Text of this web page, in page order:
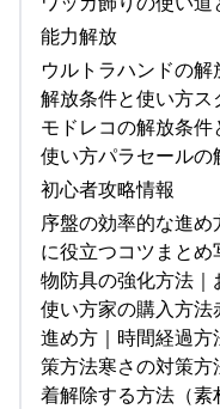
能力解放
ウルトラハンドの
解放条件と使い方
モドレコの解放条
使い方パラセール
初心者攻略情報
序盤の効率的な進
に役立つコツまと
物防具の強化方法｜
使い方家の購入方
進め方｜時間経過
策方法寒さの対策
着解除する方法（素